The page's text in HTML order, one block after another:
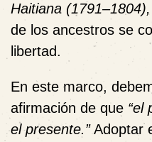
Haitiana (1791–1804),
de los ancestros se
libertad.
En este marco,
afirmación de que “el
el presente.”Adoptar